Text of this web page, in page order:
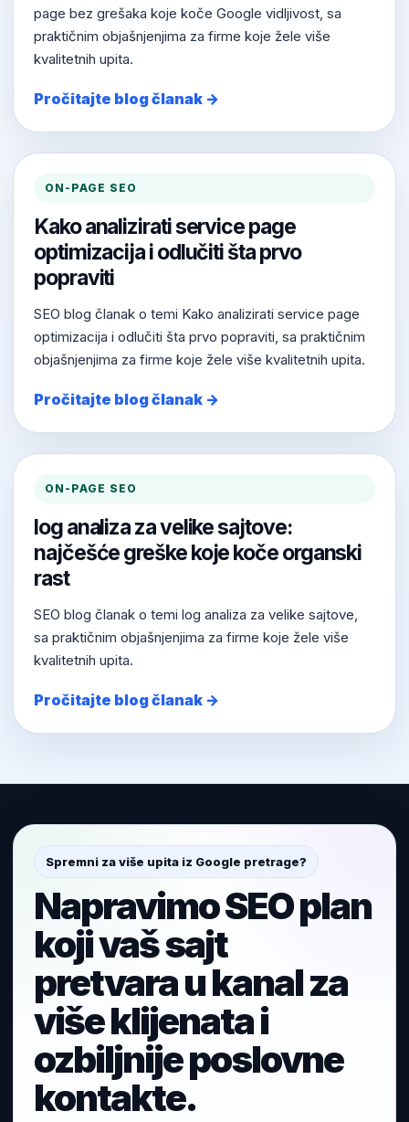
page bez grešaka koje koče Google vidljivost, sa
praktičnim objašnjenjima za firme koje žele više
kvalitetnih upita.
Pročitajte blog članak →
ON-PAGE SEO
Kako analizirati service page
optimizacija i odlučiti šta prvo
popraviti
SEO blog članak o temi Kako analizirati service page
optimizacija i odlučiti šta prvo popraviti, sa praktičnim
objašnjenjima za firme koje žele više kvalitetnih upita.
Pročitajte blog članak →
ON-PAGE SEO
log analiza za velike sajtove:
najčešće greške koje koče organski
rast
SEO blog članak o temi log analiza za velike sajtove,
sa praktičnim objašnjenjima za firme koje žele više
kvalitetnih upita.
Pročitajte blog članak →
Spremni za više upita iz Google pretrage?
Napravimo SEO plan
koji vaš sajt
pretvara u kanal za
više klijenata i
ozbiljnije poslovne
kontakte.